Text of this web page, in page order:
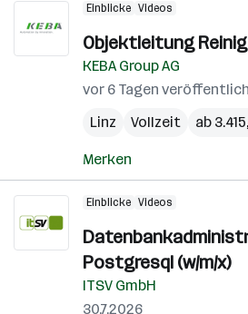
Einblicke Videos
Objektleitung
KEBA Group AG
vor 6 Tagen
Linz
Vollzeit ab
Merken
Einblicke Videos
Postgresql (w/m/x)
ITSV GmbH
30.7.2026